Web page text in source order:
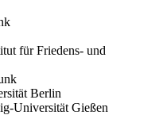
für Friedens- und
Berlin
Universität Gießen